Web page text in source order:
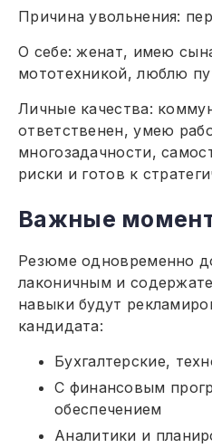
Причина увольнения:
О себе: женат, имею
мототехникой, люблю
Личные качества:
ответственен, умею
многозадачности,
риски и готов к
Важные
Резюме одновременно
лаконичным и
навыки будут
кандидата:
Бухгалтерские,
С финансовым
обеспечением
Аналитики и